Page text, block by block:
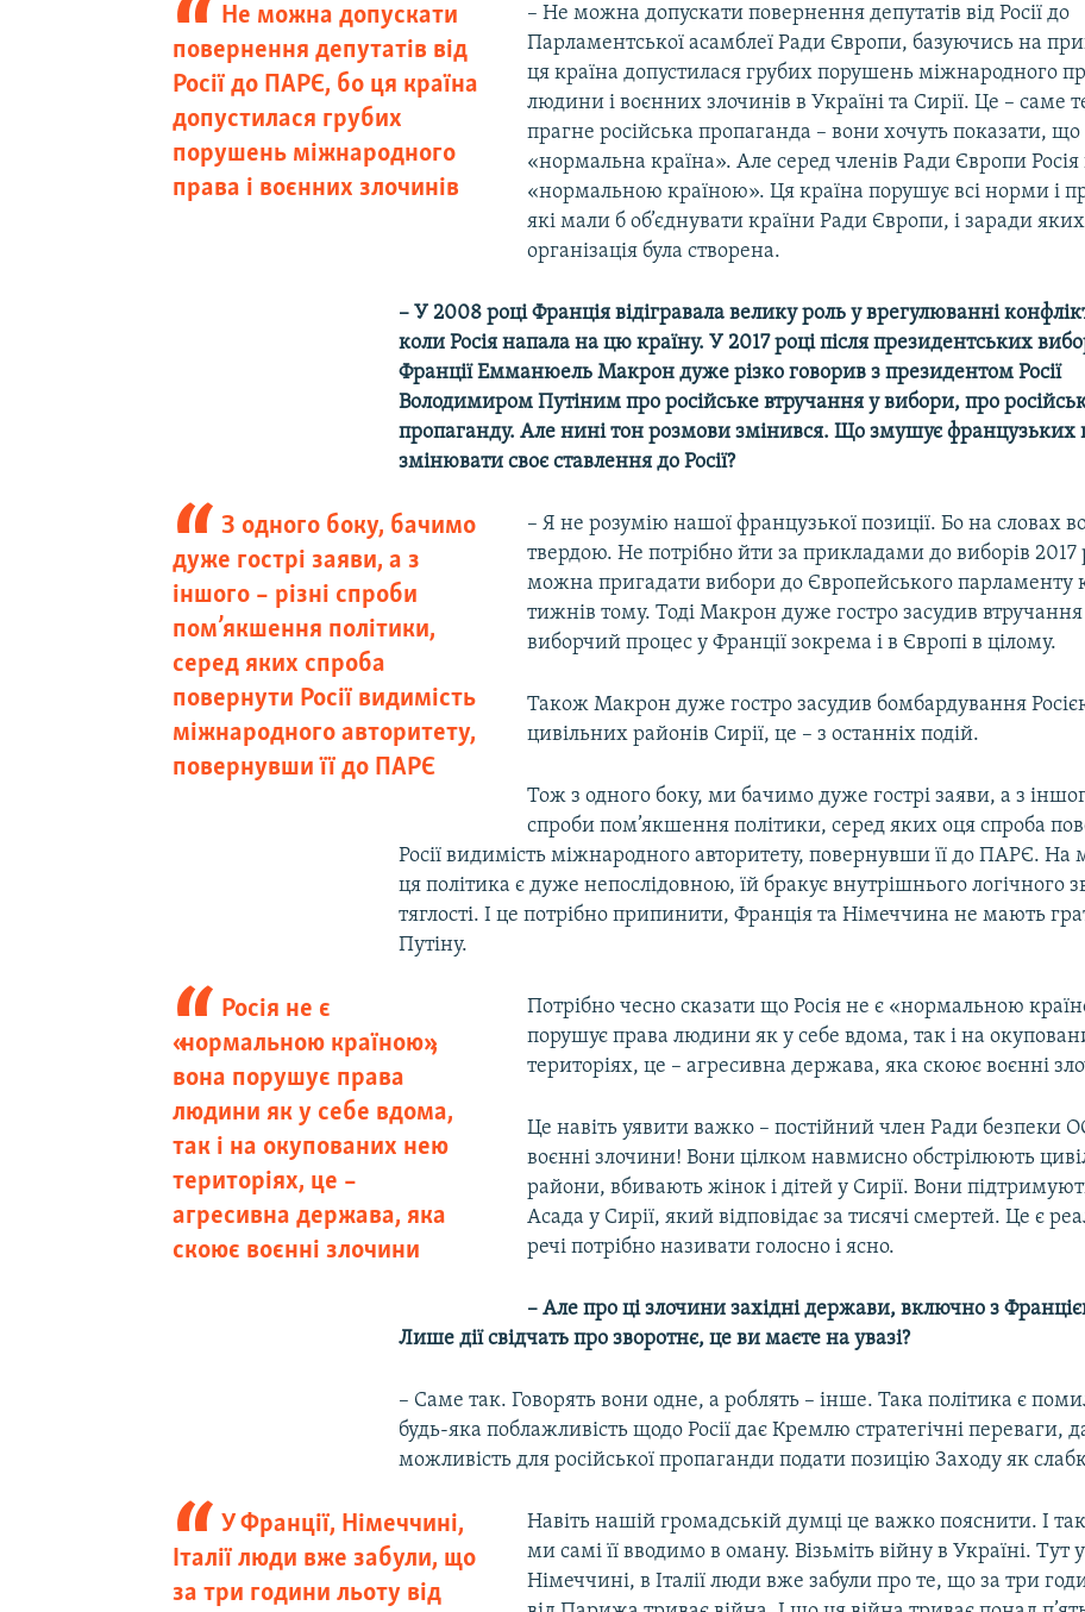
Не можна допускати
повернення депутатів від
Росії до ПАРЄ, бо ця країна
допустилася грубих
порушень міжнародного
права і воєнних злочинів
– Не можна допускати повернення депутатів від Росії до
Парламентської асамблеї Ради Європи, базуючись на
ця країна допустилася грубих порушень міжнародного
людини і воєнних злочинів в Україні та Сирії. Це – саме
прагне російська пропаганда – вони хочуть показати, що
«нормальна країна». Але серед членів Ради Європи Росія
«нормальною країною». Ця країна порушує всі норми і
які мали б об’єднувати країни Ради Європи, і заради
організація була створена.
– У 2008 році Франція відігравала велику роль у врегулюванні
коли Росія напала на цю країну. У 2017 році після президентських
Франції Емманюель Макрон дуже різко говорив з президентом Росії
Володимиром Путіним про російське втручання у вибори, про
пропаганду. Але нині тон розмови змінився. Що змушує французьких
змінювати своє ставлення до Росії?
З одного боку, бачимо
дуже гострі заяви, а з
іншого – різні спроби
пом’якшення політики,
серед яких спроба
повернути Росії видимість
міжнародного авторитету,
повернувши її до ПАРЄ
– Я не розумію нашої французької позиції. Бо на словах
твердою. Не потрібно йти за прикладами до виборів 2017
можна пригадати вибори до Європейського парламенту
тижнів тому. Тоді Макрон дуже гостро засудив втручання
виборчий процес у Франції зокрема і в Європі в цілому.
Також Макрон дуже гостро засудив бомбардування
цивільних районів Сирії, це – з останніх подій.
Тож з одного боку, ми бачимо дуже гострі заяви, а з
спроби пом’якшення політики, серед яких оця спроба
Росії видимість міжнародного авторитету, повернувши її до ПАРЄ.
ця політика є дуже непослідовною, їй бракує внутрішнього логічного
тяглості. І це потрібно припинити, Франція та Німеччина не мають
Путіну.
Росія не є
«нормальною країною»,
вона порушує права
людини як у себе вдома,
так і на окупованих нею
територіях, це –
агресивна держава, яка
скоює воєнні злочини
Потрібно чесно сказати що Росія не є «нормальною
порушує права людини як у себе вдома, так і на
територіях, це – агресивна держава, яка скоює воєнні
Це навіть уявити важко – постійний член Ради безпеки
воєнні злочини! Вони цілком навмисно обстрілюють
райони, вбивають жінок і дітей у Сирії. Вони
Асада у Сирії, який відповідає за тисячі смертей. Це є
речі потрібно називати голосно і ясно.
– Але про ці злочини західні держави, включно з
Лише дії свідчать про зворотнє, це ви маєте на увазі?
– Саме так. Говорять вони одне, а роблять – інше. Така політика є
будь-яка поблажливість щодо Росії дає Кремлю стратегічні переваги,
можливість для російської пропаганди подати позицію Заходу як
У Франції, Німеччині,
Італії люди вже забули, що
за три години льоту від
Навіть нашій громадській думці це важко пояснити. І
ми самі її вводимо в оману. Візьміть війну в Україні. Тут
Німеччині, в Італії люди вже забули про те, що за три